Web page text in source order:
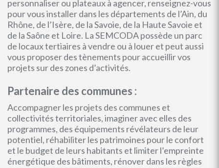
personnaliser ou plateaux à agencer, renseignez-vous
pour vous installer dans les départements de l’Ain, du
Rhône, de l’Isère, de la Savoie, de la Haute Savoie et
de la Saône et Loire. La SEMCODA possède un parc
de locaux tertiaires à vendre ou à louer et peut aussi
vous proposer des tènements pour accueillir vos
projets sur des zones d’activités.
Partenaire des communes :
Accompagner les projets des communes et
collectivités territoriales, imaginer avec elles des
programmes, des équipements révélateurs de leur
potentiel, réhabiliter les patrimoines pour le confort
et le budget de leurs habitants et limiter l’empreinte
énergétique des bâtiments, rénover dans les règles